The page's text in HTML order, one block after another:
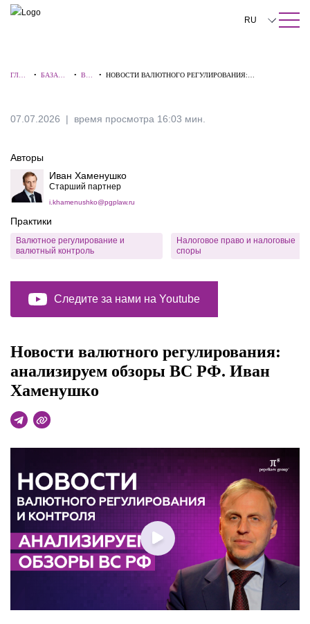
ПОИСК ПО САЙТУ Закрыть
RU
日本語
ГЛАВ
•БАЗА
• ВИ
•НОВОСТИ ВАЛЮТНОГО РЕГУЛИРОВАНИЯ:
07.07.2026 время просмотра 16:03 мин.
Новости валютного регулирования:
анализируем обзоры ВС РФ. Иван
Хаменушко
Авторы
Иван Хаменушко
Старший партнер
i.khamenushko@pgplaw.ru
Практики
Валютное регулирование и
валютный контроль
Налоговое право и налоговые
споры
Следите за нами на Youtube